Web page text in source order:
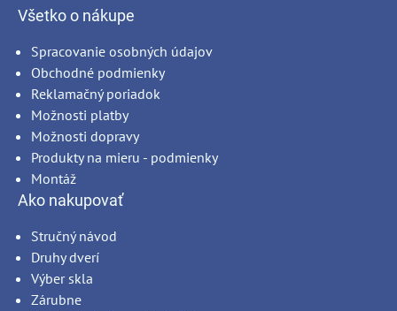
Všetko o nákupe
Spracovanie osobných údajov
Obchodné podmienky
Reklamačný poriadok
Možnosti platby
Možnosti dopravy
Produkty na mieru - podmienky
Montáž
Ako nakupovať
Stručný návod
Druhy dverí
Výber skla
Zárubne